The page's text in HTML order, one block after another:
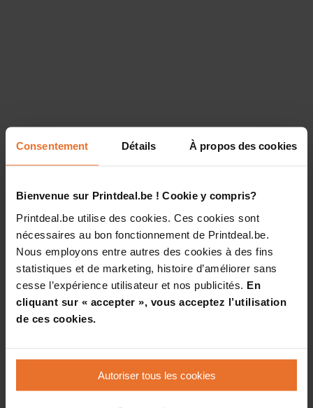
Consentement Détails À propos des cookies
Bienvenue sur Printdeal.be ! Cookie y compris?
Printdeal.be utilise des cookies. Ces cookies sont
nécessaires au bon fonctionnement de Printdeal.be.
Nous employons entre autres des cookies à des fins
statistiques et de marketing, histoire d’améliorer sans
cesse l’expérience utilisateur et nos publicités. En
cliquant sur « accepter », vous acceptez l’utilisation
de ces cookies.
Autoriser tous les cookies